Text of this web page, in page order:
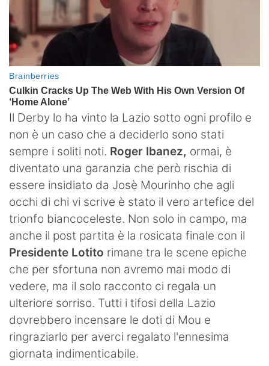
Il Derby lo ha vinto la Lazio sotto ogni profilo e
non è un caso che a deciderlo sono stati
sempre i soliti noti. Roger Ibanez, ormai, è
diventato una garanzia che però rischia di
essere insidiato da Josè Mourinho che agli
occhi di chi vi scrive è stato il vero artefice del
trionfo biancoceleste. Non solo in campo, ma
anche il post partita è la rosicata finale con il
Presidente Lotito rimane tra le scene epiche
che per sfortuna non avremo mai modo di
vedere, ma il solo racconto ci regala un
ulteriore sorriso. Tutti i tifosi della Lazio
dovrebbero incensare le doti di Mou e
ringraziarlo per averci regalato l'ennesima
giornata indimenticabile.